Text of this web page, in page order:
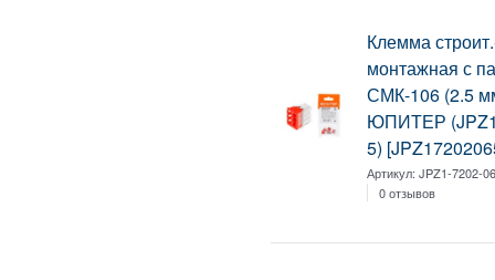
Клемма
монтажная с
СМК-106 (2.5
ЮПИТЕР
5)
Артикул:JPZ1-7202-
0 отзывов